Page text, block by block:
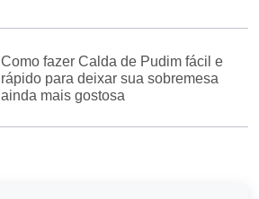
Como fazer Calda de Pudim fácil e
rápido para deixar sua sobremesa
ainda mais gostosa